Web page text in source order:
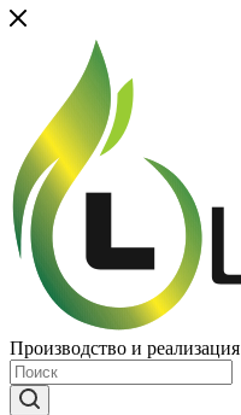
Производство и